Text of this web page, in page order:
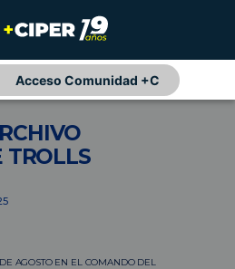
Acceso Comunidad +C
TROLLS
AGOSTO EN EL COMANDO DEL